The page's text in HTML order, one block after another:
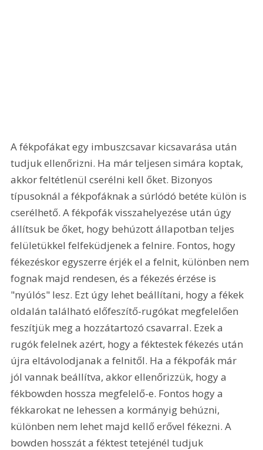
A fékpofákat egy imbuszcsavar kicsavarása után
tudjuk ellenőrizni. Ha már teljesen simára koptak,
akkor feltétlenül cserélni kell őket. Bizonyos
típusoknál a fékpofáknak a súrlódó betéte külön is
cserélhető. A fékpofák visszahelyezése után úgy
állítsuk be őket, hogy behúzott állapotban teljes
felületükkel felfeküdjenek a felnire. Fontos, hogy
fékezéskor egyszerre érjék el a felnit, különben nem
fognak majd rendesen, és a fékezés érzése is
"nyúlós" lesz. Ezt úgy lehet beállítani, hogy a fékek
oldalán található előfeszítő-rugókat megfelelően
feszítjük meg a hozzátartozó csavarral. Ezek a
rugók felelnek azért, hogy a féktestek fékezés után
újra eltávolodjanak a felnitől. Ha a fékpofák már
jól vannak beállítva, akkor ellenőrizzük, hogy a
fékbowden hossza megfelelő-e. Fontos hogy a
fékkarokat ne lehessen a kormányig behúzni,
különben nem lehet majd kellő erővel fékezni. A
bowden hosszát a féktest tetejénél tudjuk